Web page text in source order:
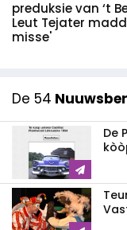
preduksie van ‘t
Leut Tejater
misse'
De 54
De